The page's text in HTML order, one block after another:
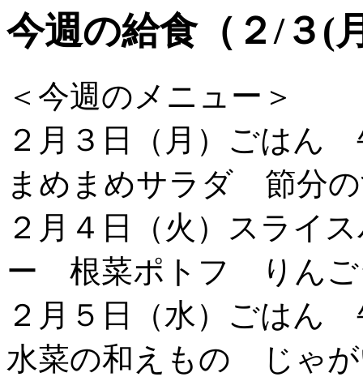
今週の給食（２/３(
＜今週のメニュー＞
２月３日（月）ごは
まめまめサラダ 節分
２月４日（火）スラ
ー 根菜ポトフ りんご
２月５日（水）ごは
水菜の和えもの じゃ